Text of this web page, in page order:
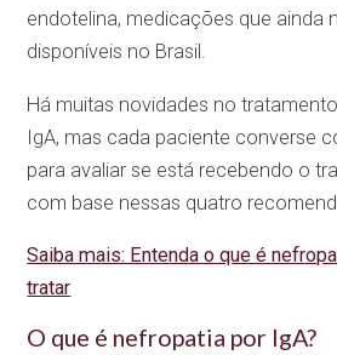
endotelina, medicações que ainda
disponíveis no Brasil.
Há muitas novidades no
IgA, mas cada paciente converse
para avaliar se está recebendo o
com base nessas quatro
Saiba mais: Entenda o que é
tratar
O que é nefropatia por IgA?